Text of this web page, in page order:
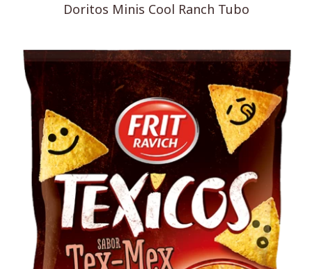
Doritos Minis Cool Ranch Tubo